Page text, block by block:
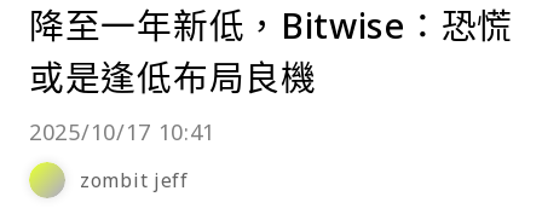
降至一年新低，Bitwise：恐慌
或是逢低布局良機
2025/10/17 10:41
zombit jeff